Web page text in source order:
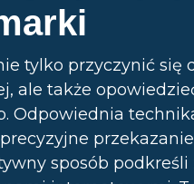
tylko przyczynić się
ale także
Odpowiednia
sposób